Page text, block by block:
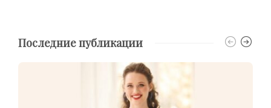
Последние публикации